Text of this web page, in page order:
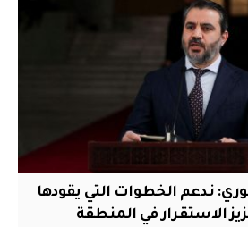
ندعم الخطوات التي يقودها
الاستقرار في المنطقة